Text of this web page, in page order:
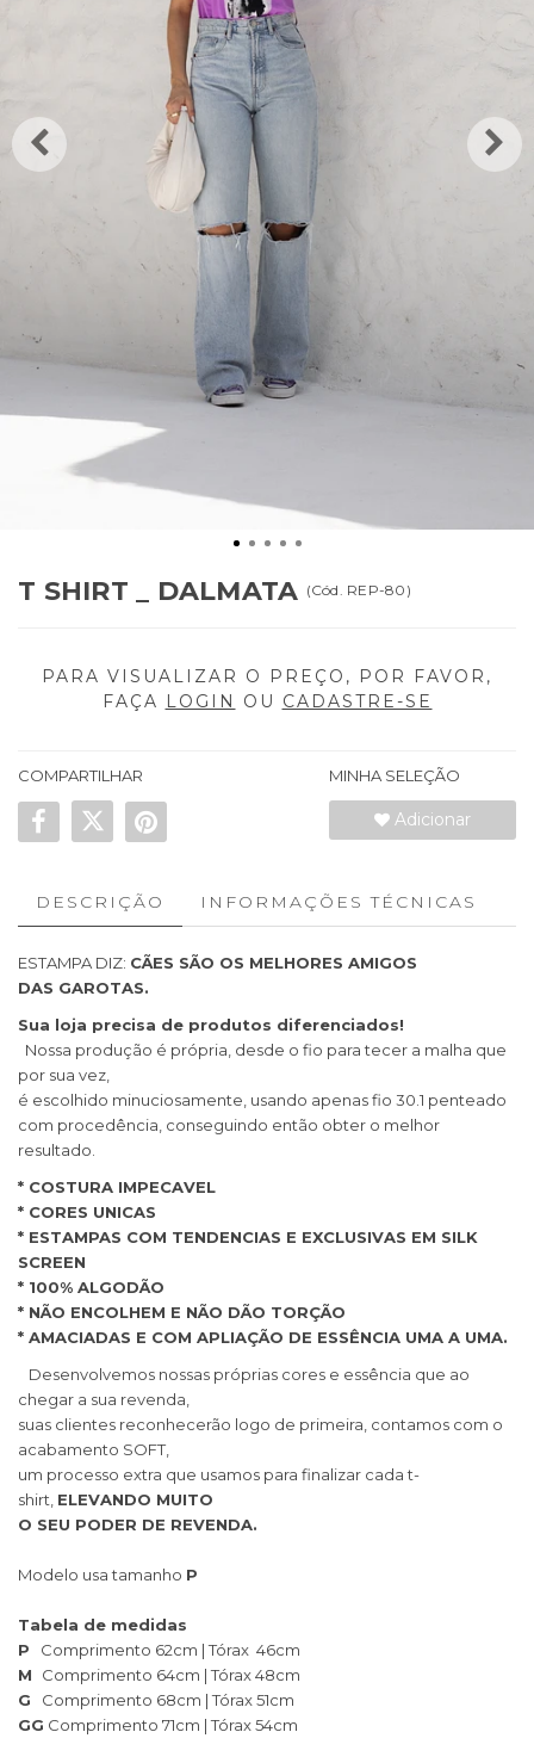
T SHIRT _ DALMATA (Cód. REP-80 )
PARA VISUALIZAR O PREÇO, POR FAVOR,
FAÇA
LOGIN OU CADASTRE-SE
COMPARTILHAR MINHA SELEÇÃO
Adicionar
DESCRIÇÃO INFORMAÇÕES TÉCNICAS
ESTAMPA DIZ: CÃES SÃO OS MELHORES AMIGOS
DAS GAROTAS.
Sua loja precisa de produtos diferenciados!
Nossa produção é própria, desde o fio para tecer a malha que
por sua vez,
é escolhido minuciosamente, usando apenas fio 30.1 penteado
com procedência, conseguindo então obter o melhor
resultado.
* COSTURA IMPECAVEL
* CORES UNICAS
* ESTAMPAS COM TENDENCIAS E EXCLUSIVAS EM SILK
SCREEN
* 100% ALGODÃO
* NÃO ENCOLHEM E NÃO DÃO TORÇÃO
* AMACIADAS E COM APLIAÇÃO DE ESSÊNCIA UMA A UMA.
Desenvolvemos nossas próprias cores e essência que ao
chegar a sua revenda,
suas clientes reconhecerão logo de primeira, contamos com o
acabamento SOFT,
um processo extra que usamos para finalizar cada t-
shirt, ELEVANDO MUITO
O SEU PODER DE REVENDA.
Modelo usa tamanho P
Tabela de medidas
P Comprimento 62cm | Tórax 46cm
M Comprimento 64cm | Tórax 48cm
G Comprimento 68cm | Tórax 51cm
GG Comprimento 71cm | Tórax 54cm